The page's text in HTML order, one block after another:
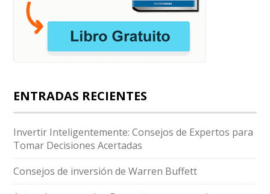
ENTRADAS RECIENTES
Invertir Inteligentemente: Consejos de Expertos para
Tomar Decisiones Acertadas
Consejos de inversión de Warren Buffett